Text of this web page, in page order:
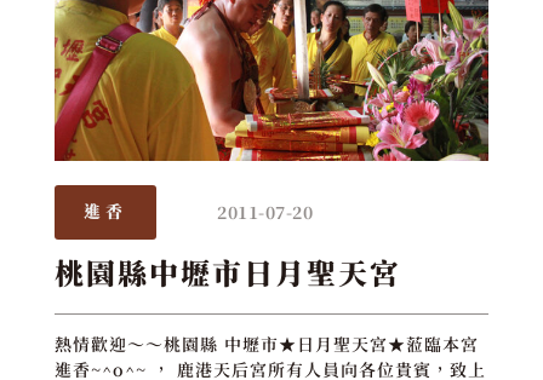
進香 2011-07-20
桃園縣中壢市日月聖天宮
熱情歡迎～～桃園縣 中壢市★日月聖天宮★蒞臨本宮
進香~^o^~ ， 鹿港天后宮所有人員向各位貴賓，致上